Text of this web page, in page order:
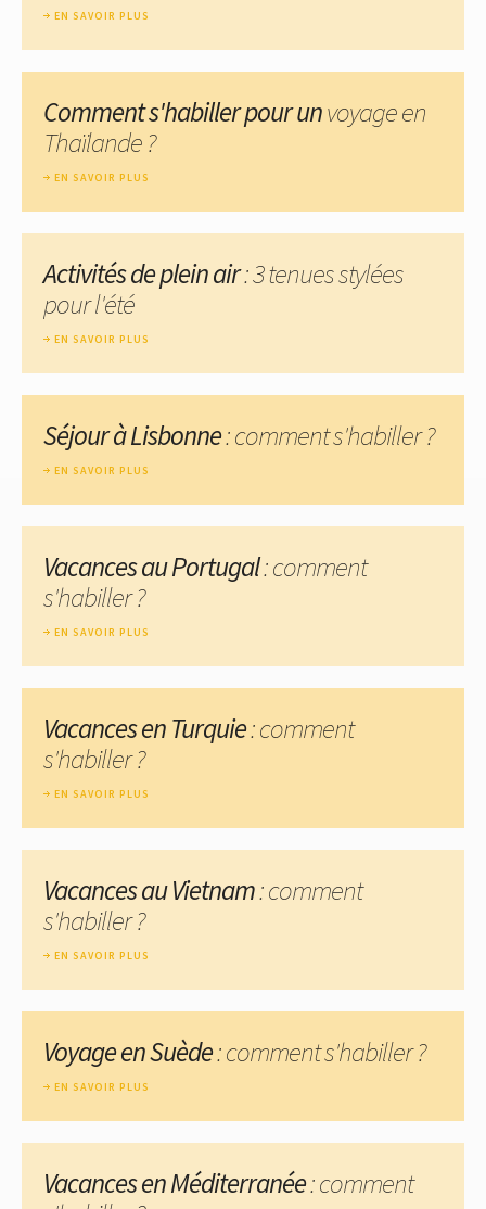
EN SAVOIR PLUS
Comment s'habiller pour unvoyage en
Thaïlande ?
EN SAVOIR PLUS
Activités de plein air: 3 tenues stylées
pour l'été
EN SAVOIR PLUS
Séjour à Lisbonne: comment s'habiller ?
EN SAVOIR PLUS
Vacances au Portugal: comment
s'habiller ?
EN SAVOIR PLUS
Vacances en Turquie: comment
s'habiller ?
EN SAVOIR PLUS
Vacances au Vietnam: comment
s'habiller ?
EN SAVOIR PLUS
Voyage en Suède: comment s'habiller ?
EN SAVOIR PLUS
Vacances en Méditerranée: comment